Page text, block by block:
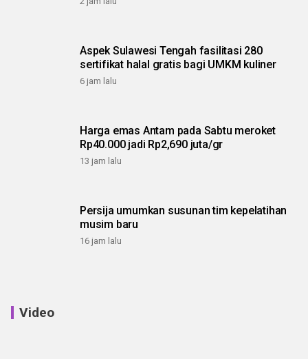
Aspek Sulawesi Tengah fasilitasi 280
sertifikat halal gratis bagi UMKM kuliner
6 jam lalu
Harga emas Antam pada Sabtu meroket
Rp40.000 jadi Rp2,690 juta/gr
13 jam lalu
Persija umumkan susunan tim kepelatihan
musim baru
16 jam lalu
Video